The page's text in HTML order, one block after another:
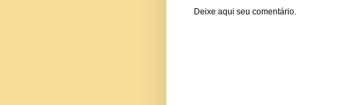
Deixe aqui seu comentário.